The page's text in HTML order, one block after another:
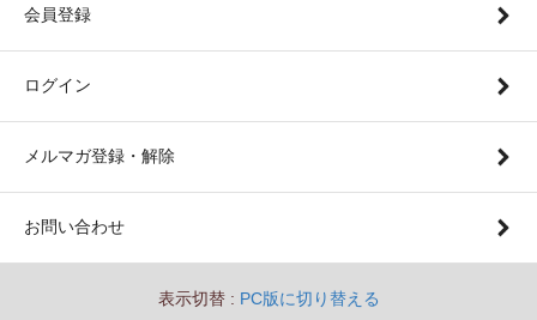
・ティアラロング * 4カラー入荷
*** 2026年4月30日 ***
・ストレート 12cm
ストレート 20cm
会員登録
ログイン
メルマガ登録・解除
お問い合わせ
表示切替 : PC版に切り替える